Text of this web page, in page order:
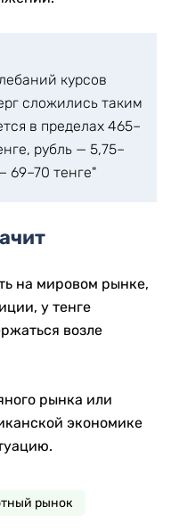
курсов
сложились таким
в пределах 465–
рубль — 5,75–
69–70 тенге"
на мировом рынке,
у тенге
возле
рынка или
экономике
рынок